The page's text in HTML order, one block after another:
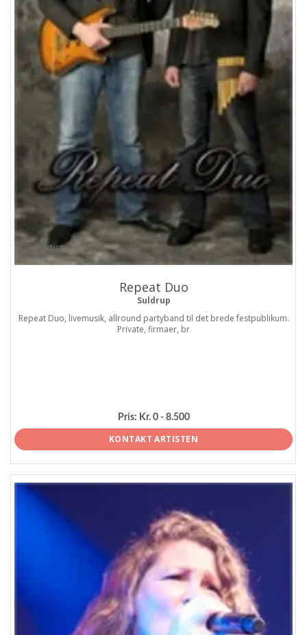
ProArtist
Repeat Duo
Suldrup
Repeat Duo, livemusik, allround partyband til det brede festpublikum.
Private, firmaer, br
Pris: Kr. 0 - 8.500
KONTAKT ARTISTEN